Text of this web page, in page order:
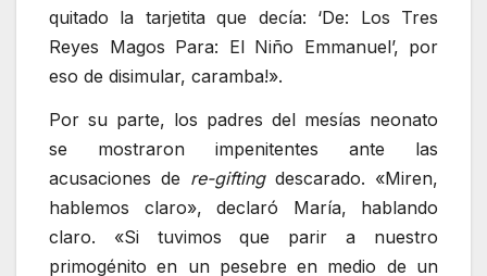
quitado la tarjetita que decía: ‘De: Los Tres
Reyes Magos Para: El Niño Emmanuel’, por
eso de disimular, caramba!».
Por su parte, los padres del mesías neonato
se mostraron impenitentes ante las
acusaciones de re-giftingdescarado. «Miren,
hablemos claro», declaró María, hablando
claro. «Si tuvimos que parir a nuestro
primogénito en un pesebre en medio de un